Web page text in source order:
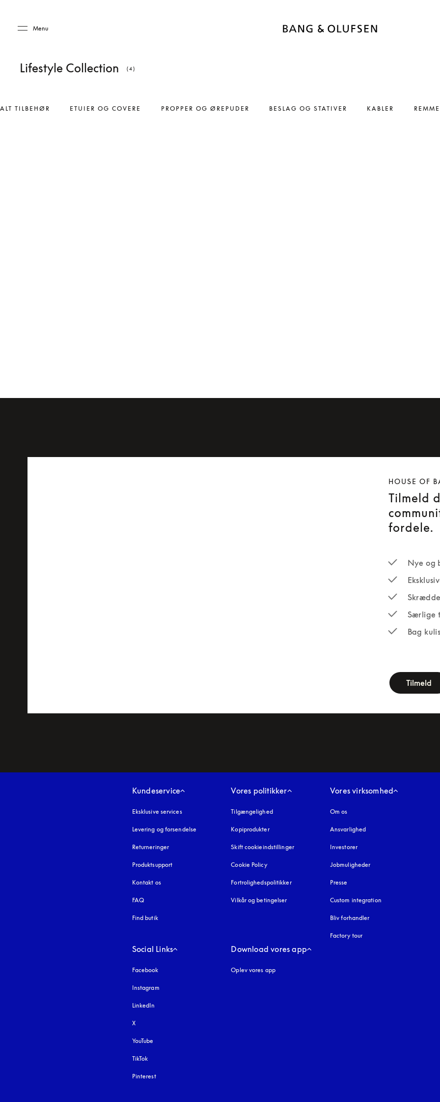
Menu
Lifestyle Collection (4)
ALT TILBEHØR ETUIER OG COVERE PROPPER OG ØREPUDER BESLAG OG STATIVER KABLER REMME
HOUSE OF
Tilmeld
fordele.
Nye og
Særlige
Bag
Tilmeld
Kundeservice
Eksklusive services
Levering og forsendelse
Returneringer
Produktsupport
Kontakt os
FAQ
Find butik
Vores politikker
Tilgængelighedåbnes under en ny fane
Kopiprodukteråbnes under en ny fane
Skift cookieindstillinger
Cookie Policyåbnes under en ny fane
Fortrolighedspolitikkeråbnes under en ny fane
Vilkår og betingelser
Vores virksomhed
Om os
Ansvarlighed
Investorer
Jobmuligheder
Presse
Custom integration
Bliv forhandler
Factory tour
Social Links
Facebook
Instagram
LinkedIn
X
YouTube
TikTok
Pinterest
Download vores app
Oplev vores app